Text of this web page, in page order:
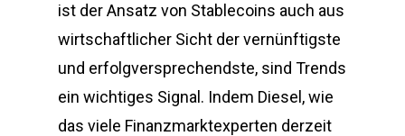
ist der Ansatz von Stablecoins auch aus
wirtschaftlicher Sicht der vernünftigste
und erfolgversprechendste, sind Trends
ein wichtiges Signal. Indem Diesel, wie
das viele Finanzmarktexperten derzeit